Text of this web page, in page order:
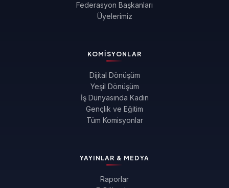
Federasyon Başkanları
Üyelerimiz
KOMISYONLAR
Dijital Dönüşüm
Yeşil Dönüşüm
İş Dünyasında Kadın
Gençlik ve Eğitim
Tüm Komisyonlar
YAYINLAR & MEDYA
Raporlar